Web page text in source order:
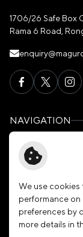
1706/26 Safe Box
Rama 6 Road,
NAVIGATION
Home
About Us
Our Brands
Investors
Sustainability
We use cookies
performance on
preferences by
more details in